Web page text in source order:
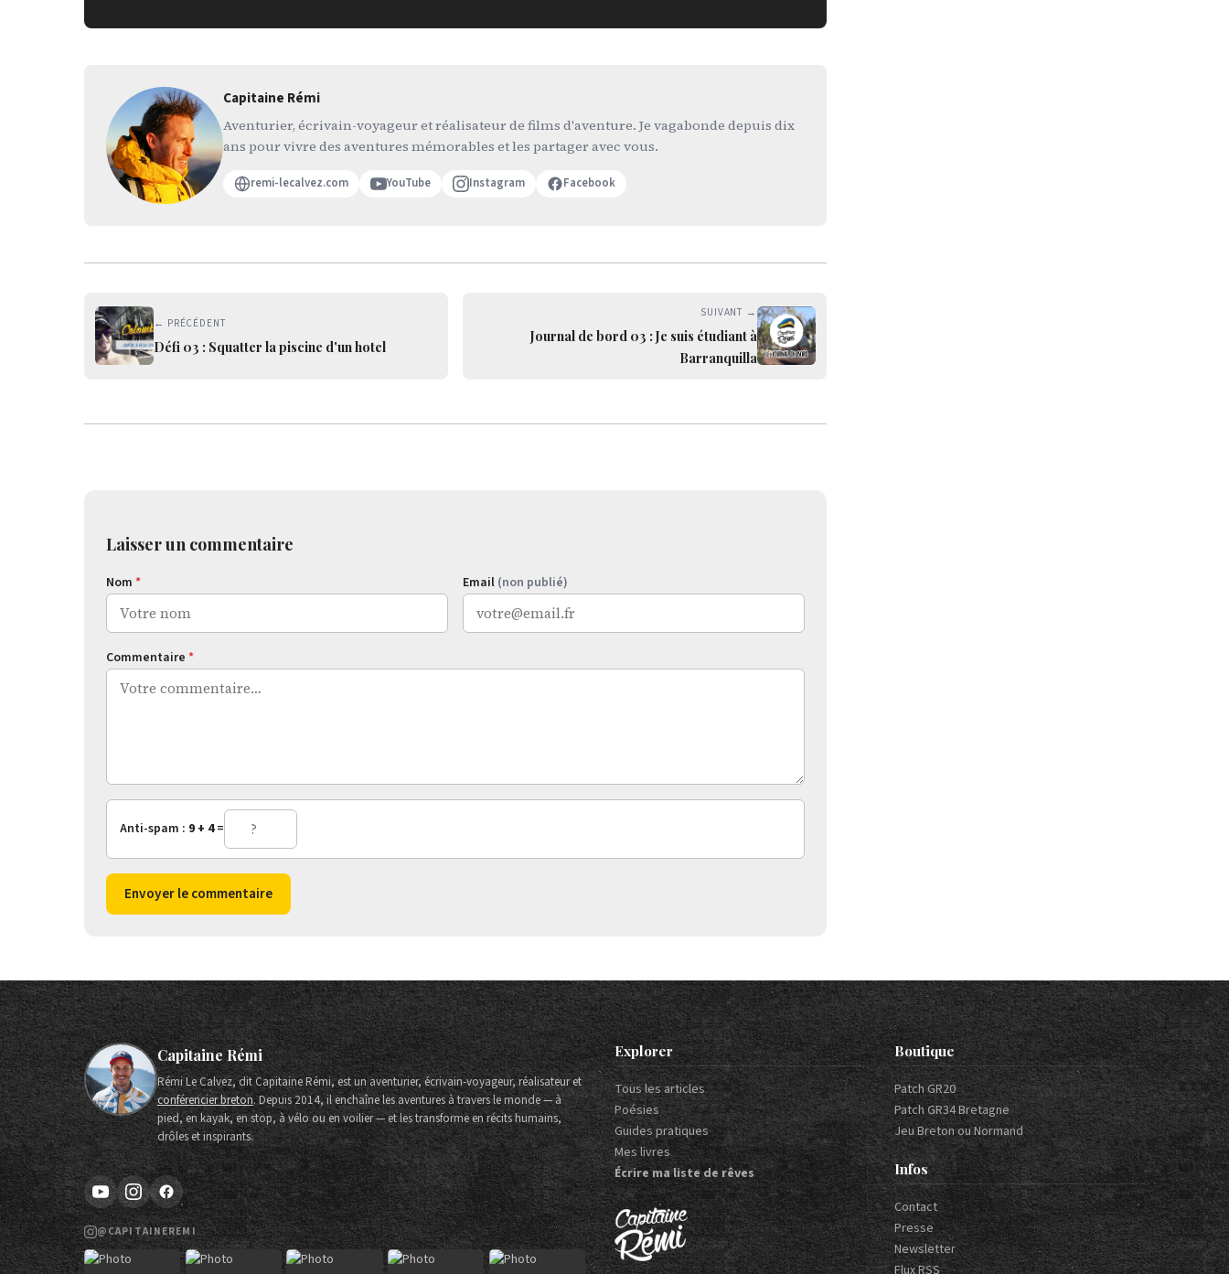
Capitaine Rémi
Aventurier, écrivain-voyageur et réalisateur de films d'aventure. Je vagabonde depuis dix
ans pour vivre des aventures mémorables et les partager avec vous.
remi-lecalvez.com YouTube Instagram Facebook
← PRÉCÉDENT
Défi 03 : Squatter la piscine d'un hotel
SUIVANT →
Journal de bord 03 : Je suis étudiant à
Barranquilla
Laisser un commentaire
Nom * Email (non publié)
Commentaire *
Anti-spam : 9 + 4=
Envoyer le commentaire
Capitaine Rémi
Rémi Le Calvez, dit Capitaine Rémi, est un aventurier, écrivain-voyageur, réalisateur et
conférencier breton. Depuis 2014, il enchaîne les aventures à travers le monde — à
pied, en kayak, en stop, à vélo ou en voilier — et les transforme en récits humains,
drôles et inspirants.
@CAPITAINEREMI
Explorer
Tous les articles
Poésies
Guides pratiques
Mes livres
Écrire ma liste de rêves
Boutique
Patch GR20
Patch GR34 Bretagne
Jeu Breton ou Normand
Infos
Contact
Presse
Newsletter